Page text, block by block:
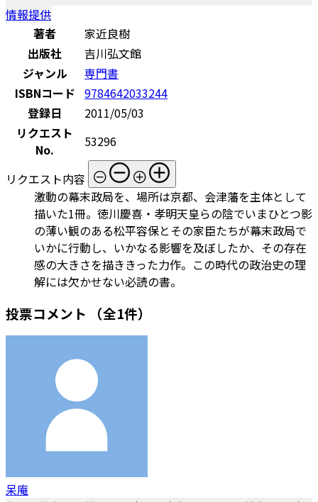
情報提供
著者
家近良樹
出版社
吉川弘文館
ジャンル
専門書
ISBNコード 9784642033244
登録日
2011/05/03
リクエスト
No.
53296
リクエスト内容
激動の幕末政局を、場所は京都、会津藩を主体として
描いた1冊。徳川慶喜・孝明天皇らの陰でいまひとつ影
の薄い観のある松平容保とその家臣たちが幕末政局で
いかに行動し、いかなる影響を及ぼしたか、その存在
感の大きさを描ききった力作。この時代の政治史の理
解には欠かせない必読の書。
投票コメント （全1件）
呆庵